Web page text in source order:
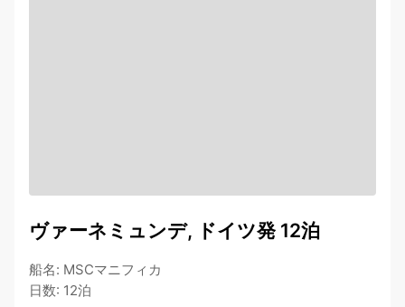
ヴァーネミュンデ, ドイツ発 12泊
船名: MSCマニフィカ
日数: 12泊